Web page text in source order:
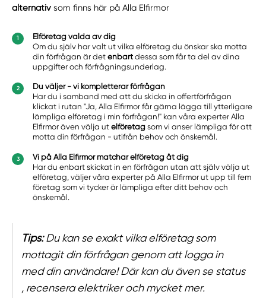
alternativ som finns här på Alla Elfirmor
Elföretag valda av dig
Om du själv har valt ut vilka elföretag du önskar ska motta
din förfrågan är detenbart dessa som får ta del av dina
uppgifter och förfrågningsunderlag.
Du väljer - vi kompletterar förfrågan
Har du i samband med att du skicka in offertförfrågan
klickat i rutan "Ja, Alla Elfirmor får gärna lägga till ytterligare
lämpliga elföretag i min förfrågan!" kan våra experter Alla
Elfirmor även välja utelföretag som vi anser lämpliga för att
motta din förfrågan - utifrån behov och önskemål.
Vi på Alla Elfirmor matchar elföretag åt dig
Har du enbart skickat in en förfrågan utan att själv välja ut
elföretag, väljer våra experter på Alla Elfirmor ut upp till fem
företag som vi tycker är lämpliga efter ditt behov och
önskemål.
Tips:Du kan se exakt vilka elföretag som
mottagit din förfrågan genom att logga in
med din användare! Där kan du även se status
, recensera elektriker och mycket mer.